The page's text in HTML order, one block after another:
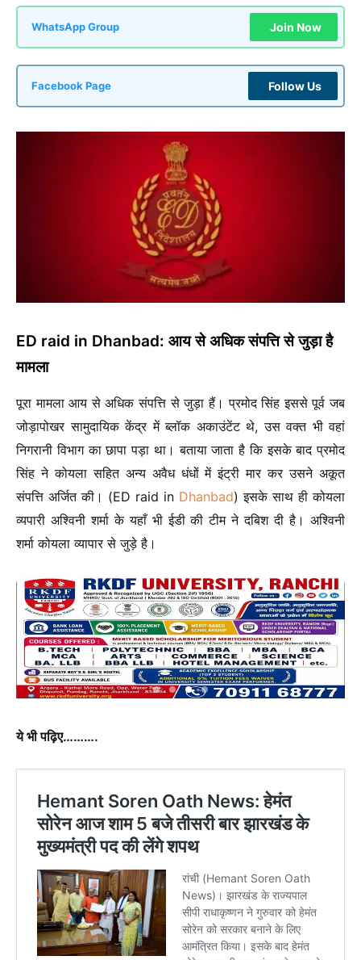
WhatsApp Group Join Now
Facebook Page Follow Us
ED raid in Dhanbad: आय से अधिक संपत्ति से जुड़ा है
मामला
पूरा मामला आय से अधिक संपत्ति से जुड़ा हैं। प्रमोद सिंह इससे पूर्व जब
जोड़ापोखर सामुदायिक केंद्र में ब्लॉक अकाउंटेंट थे, उस वक्त भी वहां
निगरानी विभाग का छापा पड़ा था। बताया जाता है कि इसके बाद प्रमोद
सिंह ने कोयला सहित अन्य अवैध धंधों में इंट्री मार कर उसने अकूत
संपत्ति अर्जित की। (ED raid in Dhanbad) इसके साथ ही कोयला
व्यपारी अश्विनी शर्मा के यहाँ भी ईडी की टीम ने दबिश दी है। अश्विनी
शर्मा कोयला व्यापार से जुड़े है।
ये भी पढ़िए……….